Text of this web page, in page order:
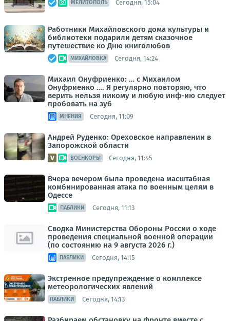
МЕЛИТОПОЛЬ Сегодня, 15:04
Работники Михайловского дома культуры и
библиотеки подарили детям сказочное
путешествие ко Дню книголюбов
МИХАЙЛОВКА Сегодня, 14:24
Михаил Онуфриенко: … с Михаилом
Онуфриенко …. Я регулярно повторяю, что
верить нельзя никому и любую инф-ию следует
пробовать на зуб
МНЕНИЯ Сегодня, 11:09
Андрей Руденко: Ореховское направлении в
Запорожской области
ВОЕНКОРЫ Сегодня, 11:45
Вчера вечером была проведена масштабная
комбинированная атака по военным целям в
Одессе
ПАБЛИКИ Сегодня, 11:13
Сводка Министерства Обороны России о ходе
проведения специальной военной операции
(по состоянию на 9 августа 2026 г.)
ПАБЛИКИ Сегодня, 14:15
Экстренное предупреждение о комплексе
метеорологических явлений
ПАБЛИКИ Сегодня, 14:13